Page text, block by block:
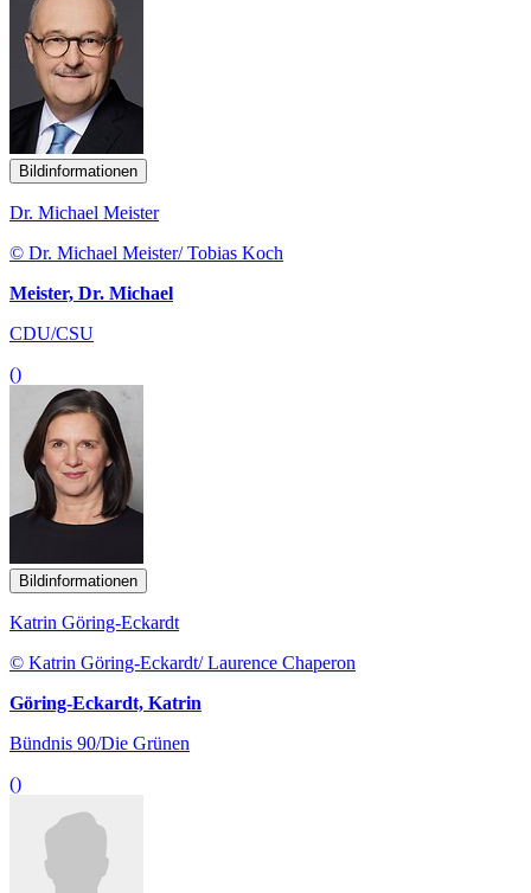
Bildinformationen
Dr. Michael Meister
© Dr. Michael Meister/ Tobias Koch
Meister, Dr. Michael
CDU/CSU
()
Bildinformationen
Katrin Göring-Eckardt
© Katrin Göring-Eckardt/ Laurence Chaperon
Göring-Eckardt, Katrin
Bündnis 90/Die Grünen
()